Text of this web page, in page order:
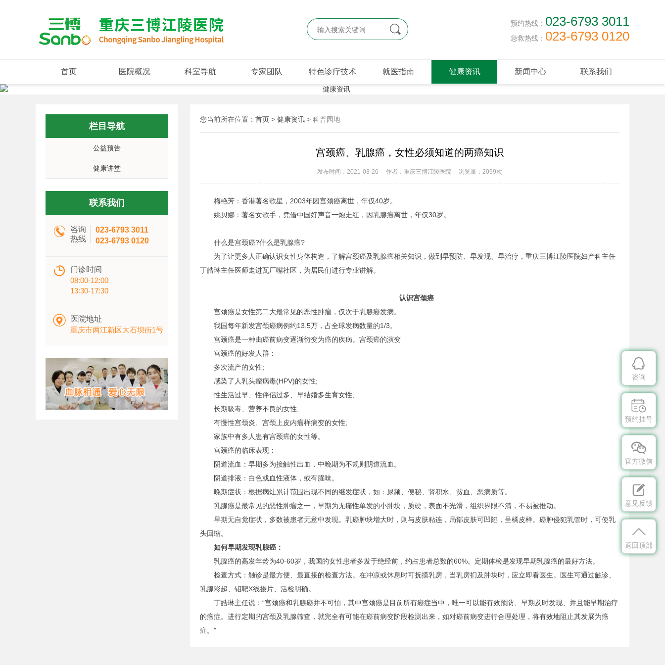
 预约热线： 023-6793 3011
急救热线： 023-6793 0120
首页 医院概况 科室导航 专家团队 特色诊疗技术 就医指南 健康资讯 新闻中心 联系我们
栏目导航
公益预告
健康讲堂
联系我们

咨询
热线
023-6793 3011
023-6793 0120

门诊时间
08:00-12:00
13:30-17:30

医院地址
重庆市两江新区大石坝街1号
您当前所在位置： 首页 > 健康资讯 > 科普园地
宫颈癌、乳腺癌，女性必须知道的两癌知识
发布时间：2021-03-26 作者：重庆三博江陵医院 浏览量： 2099次
梅艳芳：香港著名歌星，2003年因宫颈癌离世，年仅40岁。
姚贝娜：著名女歌手，凭借中国好声音一炮走红，因乳腺癌离世，年仅30岁。
什么是宫颈癌?什么是乳腺癌?
为了让更多人正确认识女性身体构造，了解宫颈癌及乳腺癌相关知识，做到早预防、早发现、早治疗，重庆三博江陵医院妇产科主任
丁皓琳主任医师走进瓦厂嘴社区，为居民们进行专业讲解。
认识宫颈癌
宫颈癌是女性第二大最常见的恶性肿瘤，仅次于乳腺癌发病。
我国每年新发宫颈癌病例约13.5万，占全球发病数量的1/3。
宫颈癌是一种由癌前病变逐渐衍变为癌的疾病。宫颈癌的演变
宫颈癌的好发人群：
多次流产的女性;
感染了人乳头瘤病毒(HPV)的女性;
性生活过早、性伴侣过多、早结婚多生育女性;
长期吸毒、营养不良的女性;
有慢性宫颈炎、宫颈上皮内瘤样病变的女性;
家族中有多人患有宫颈癌的女性等。
宫颈癌的临床表现：
阴道流血：早期多为接触性出血，中晚期为不规则阴道流血。
阴道排液：白色或血性液体，或有腥味。
晚期症状：根据病灶累计范围出现不同的继发症状，如：尿频、便秘、肾积水、贫血、恶病质等。
乳腺癌是最常见的恶性肿瘤之一，早期为无痛性单发的小肿块，质硬，表面不光滑，组织界限不清，不易被推动。
早期无自觉症状，多数被患者无意中发现。乳癌肿块增大时，则与皮肤粘连，局部皮肤可凹陷，呈橘皮样。癌肿侵犯乳管时，可使乳
头回缩。
如何早期发现乳腺癌：
乳腺癌的高发年龄为40-60岁，我国的女性患者多发于绝经前，约占患者总数的60%。定期体检是发现早期乳腺癌的最好方法。
检查方式：触诊是最方便、最直接的检查方法。在冲凉或休息时可抚摸乳房，当乳房扪及肿块时，应立即看医生。医生可通过触诊、
乳腺彩超、钼靶X线摄片、活检明确。
丁皓琳主任说：“宫颈癌和乳腺癌并不可怕，其中宫颈癌是目前所有癌症当中，唯一可以能有效预防、早期及时发现、并且能早期治疗
的癌症。进行定期的宫颈及乳腺筛查，就完全有可能在癌前病变阶段检测出来，如对癌前病变进行合理处理，将有效地阻止其发展为癌
症。”

咨询

预约挂号

官方微信

意见反馈

返回顶部